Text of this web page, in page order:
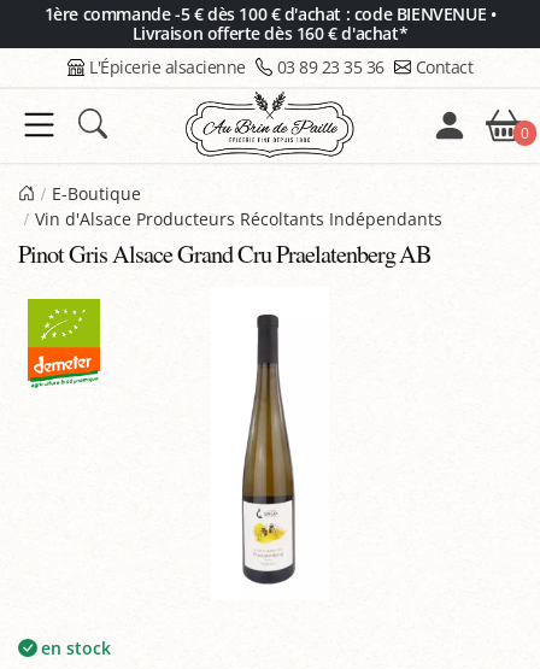
1ère commande -5 € dès 100 € d'achat : code BIENVENUE •
Livraison offerte dès 160 € d'achat*
L'Épicerie alsacienne 03 89 23 35 36 Contact
0
E-Boutique
Vin d'Alsace Producteurs Récoltants Indépendants
Pinot Gris Alsace Grand Cru Praelatenberg AB
en stock
Panneau de gestion des cookies